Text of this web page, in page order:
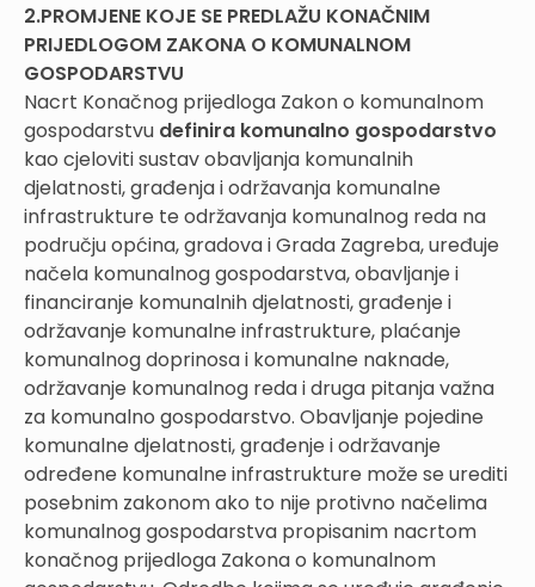
2.PROMJENE KOJE SE PREDLAŽU KONAČNIM
PRIJEDLOGOM ZAKONA O KOMUNALNOM
GOSPODARSTVU
Nacrt Konačnog prijedloga Zakon o komunalnom
gospodarstvu definira komunalno gospodarstvo
kao cjeloviti sustav obavljanja komunalnih
djelatnosti, građenja i održavanja komunalne
infrastrukture te održavanja komunalnog reda na
području općina, gradova i Grada Zagreba, uređuje
načela komunalnog gospodarstva, obavljanje i
financiranje komunalnih djelatnosti, građenje i
održavanje komunalne infrastrukture, plaćanje
komunalnog doprinosa i komunalne naknade,
održavanje komunalnog reda i druga pitanja važna
za komunalno gospodarstvo. Obavljanje pojedine
komunalne djelatnosti, građenje i održavanje
određene komunalne infrastrukture može se urediti
posebnim zakonom ako to nije protivno načelima
komunalnog gospodarstva propisanim nacrtom
konačnog prijedloga Zakona o komunalnom